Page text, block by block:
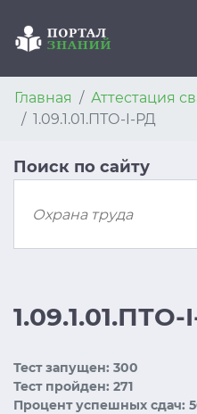
Главная
Аттестация
1.09.1.01.ПТО-I-РД
Поиск по сайту
Тест запущен: 300
Тест пройден: 271
Процент успешных сдач: